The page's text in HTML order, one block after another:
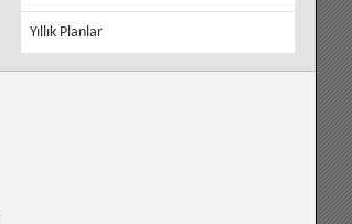
Yıllık Planlar